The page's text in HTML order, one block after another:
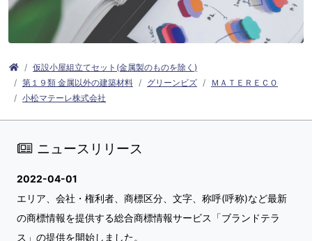
仮設小屋組立てセット(金属製のものを除く)
第１９類 金属以外の建築材料
グリーンビズ
ＭＡＴＥＲＥＣＯ
小松マテーレ株式会社
ニュースリリース
2022-04-01
エリア、会社・権利者、商標区分、文字、称呼(呼称)など最新
の商標情報を提供する総合商標情報サービス「ブランドテラ
ス」の提供を開始しました。